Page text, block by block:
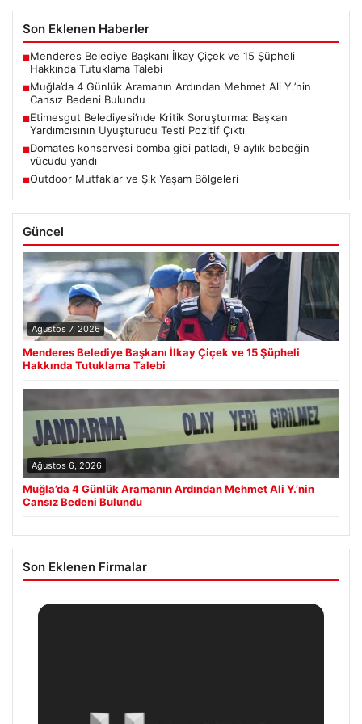
Son Eklenen Haberler
■Menderes Belediye Başkanı İlkay Çiçek ve 15 Şüpheli
Hakkında Tutuklama Talebi
■Muğla’da 4 Günlük Aramanın Ardından Mehmet Ali Y.’nin
Cansız Bedeni Bulundu
■Etimesgut Belediyesi’nde Kritik Soruşturma: Başkan
Yardımcısının Uyuşturucu Testi Pozitif Çıktı
■Domates konservesi bomba gibi patladı, 9 aylık bebeğin
vücudu yandı
■Outdoor Mutfaklar ve Şık Yaşam Bölgeleri
Güncel
Ağustos 7, 2026
Menderes Belediye Başkanı İlkay Çiçek ve 15 Şüpheli
Hakkında Tutuklama Talebi
Ağustos 6, 2026
Muğla’da 4 Günlük Aramanın Ardından Mehmet Ali Y.’nin
Cansız Bedeni Bulundu
Son Eklenen Firmalar